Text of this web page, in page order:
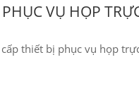
VỤ HỌP
thiết bị phục vụ họp